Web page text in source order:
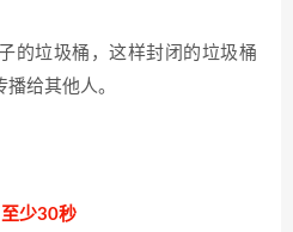
的垃圾桶，这样封闭的垃圾桶
给其他人。
少30秒